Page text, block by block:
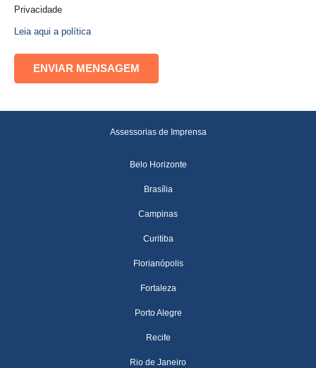
Privacidade
Leia aqui a política
Assessorias de Imprensa
Belo Horizonte
Brasília
Campinas
Curitiba
Florianópolis
Fortaleza
Porto Alegre
Recife
Rio de Janeiro